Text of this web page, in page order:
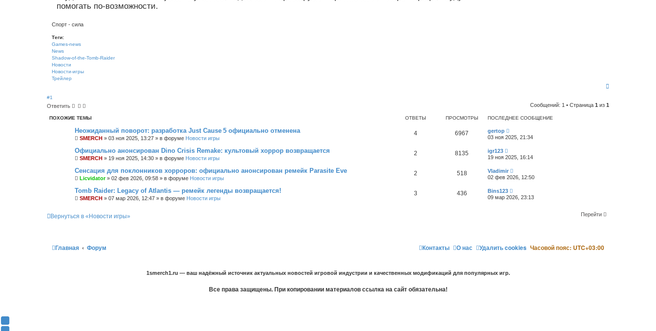
помогать по-возможности.
Спорт - сила
Теги:
Games-news
News
Shadow-of-the-Tomb-Raider
Новости
Новости-игры
Трейлер
н
#1
Ответить Сообщений: 1 • Страница 1 из 1
ПОХОЖИЕ ТЕМЫ ОТВЕТЫ ПРОСМОТРЫ ПОСЛЕДНЕЕ СООБЩЕНИЕ
Неожиданный поворот: разработка Just Cause 5 официально отменена
SMERCH » 03 ноя 2025, 13:27 » в форуме Новости игры
4 6967
gertop
03 ноя 2025, 21:34
Официально анонсирован Dino Crisis Remake: культовый хоррор возвращается
SMERCH » 19 ноя 2025, 14:30 » в форуме Новости игры
2 8135
igr123
19 ноя 2025, 16:14
Сенсация для поклонников хорроров: официально анонсирован ремейк Parasite Eve
Licvidator» 02 фев 2026, 09:58 » в форуме Новости игры
2 518
Vladimir
02 фев 2026, 12:50
Tomb Raider: Legacy of Atlantis — ремейк легенды возвращается!
SMERCH » 07 мар 2026, 12:47 » в форуме Новости игры
3 436
Bins123
09 мар 2026, 23:13
Вернуться в «Новости игры» Перейти
Главная Форум Часовой пояс: UTC+03:00
Удалить cookies
О нас
Контакты
1smerch1.ru — ваш надёжный источник актуальных новостей игровой индустрии и качественных модификаций для популярных игр.
Все права защищены. При копировании материалов ссылка на сайт обязательна!